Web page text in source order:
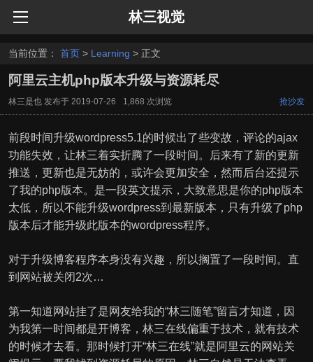
林三视觉
当前位置： 首页> Learning > 正文
阿里云主机php版本升级与资源耗尽
林三是也发布于 2019-07-26 1,868 次浏览 抢沙发
前段时间升级wordpress5.1的时候出了些变故，评论的ajax
功能失效，让林三着实折腾了一段时间。后来有了新的更新
推送，更新也是无妨的，或许会更加安全，然而后台还提示
了我的php版本。是一段英文提示，大致意思是你的php版本
太低，所以不能升级wordpress到最新版本，只有升级了php
版本后才能升级此版本的wordpress程序。
对于升级博客程序本身没有兴趣，所以搁置了一段时间。直
到网站被关闭2次…
第一知道网站挂了是网友给我的“林三随笔”留言才知道，因
为我第一时间都是开博客，林三在线偏重于技术，就有技术
的时候才去看。那时候打开“林三在线”就是阿里云的网站关